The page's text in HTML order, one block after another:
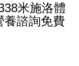
米施洛體
養諮詢免費